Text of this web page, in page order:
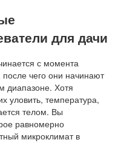
для дачи
с момента
после чего они начинают
диапазоне. Хотя
уловить, температура,
телом. Вы
равномерно
микроклимат в